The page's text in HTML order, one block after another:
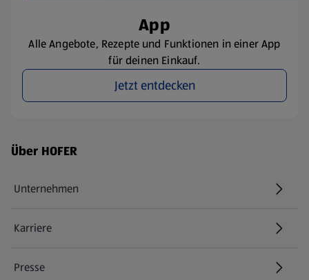
App
Alle Angebote, Rezepte und Funktionen in einer App
für deinen Einkauf.
Jetzt entdecken
Fußzeilenmenü - weitere Links
Über HOFER
Unternehmen
Karriere
(öffnet in einem neuen Tab)
Presse